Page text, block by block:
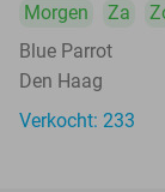
Morgen Za
Blue Parrot
Den Haag
Verkocht: 233